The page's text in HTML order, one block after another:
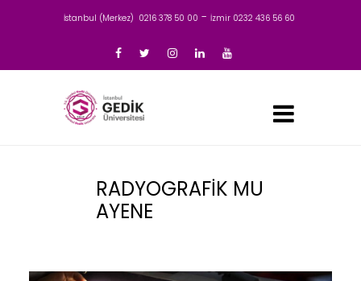
İstanbul (Merkez) 0216 378 50 00 - İzmir 0232 436 56 60
RADYOGRAFİK MU
AYENE